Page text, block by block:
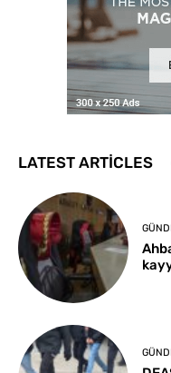
LATEST ARTICLES